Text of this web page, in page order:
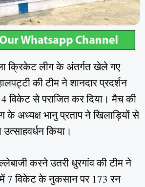
क्रिकेट लीग के अंतर्गत खेले गए
की टीम ने शानदार प्रदर्शन
विकेट से पराजित कर दिया। मैच की
अध्यक्ष भानु प्रताप ने खिलाड़ियों से
किया।
करने उतरी धुरगांव की टीम ने
में 7 विकेट के नुकसान पर 173 रन